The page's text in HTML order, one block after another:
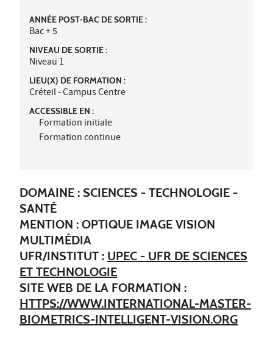
ANNÉE POST-BAC DE SORTIE :
Bac + 5
NIVEAU DE SORTIE :
Niveau 1
LIEU(X) DE FORMATION :
Créteil - Campus Centre
ACCESSIBLE EN :
Formation initiale
Formation continue
DOMAINE : SCIENCES - TECHNOLOGIE -
SANTÉ
MENTION : OPTIQUE IMAGE VISION
MULTIMÉDIA
UFR/INSTITUT : UPEC - UFR DE SCIENCES
ET TECHNOLOGIE
SITE WEB DE LA FORMATION :
HTTPS://WWW.INTERNATIONAL-MASTER-
BIOMETRICS-INTELLIGENT-VISION.ORG